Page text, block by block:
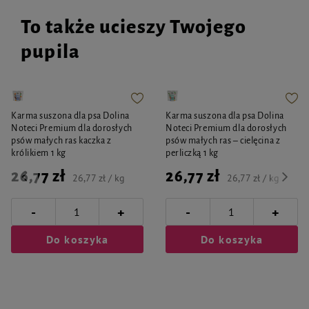
To także ucieszy Twojego
pupila
Karma suszona dla psa Dolina
Noteci Premium dla dorosłych
psów małych ras kaczka z
królikiem 1 kg
26,77 zł 26,77 zł / kg
- +
Do koszyka
Karma suszona dla psa Dolina
Noteci Premium dla dorosłych
psów małych ras – cielęcina z
perliczką 1 kg
26,77 zł 26,77 zł / kg
- +
Do koszyka